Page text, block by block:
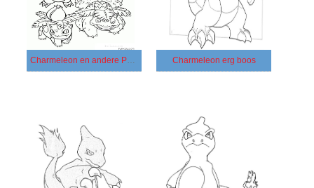
Charmeleon en andere Pokémon Charmeleon erg boos